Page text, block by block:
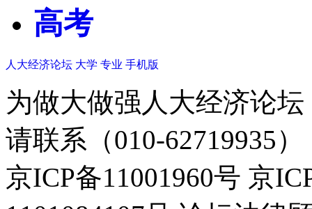
高考
人大经济论坛 大学 专业 手机版
为做大做强人大经济论
请联系（010-62719935）
京ICP备11001960号 京